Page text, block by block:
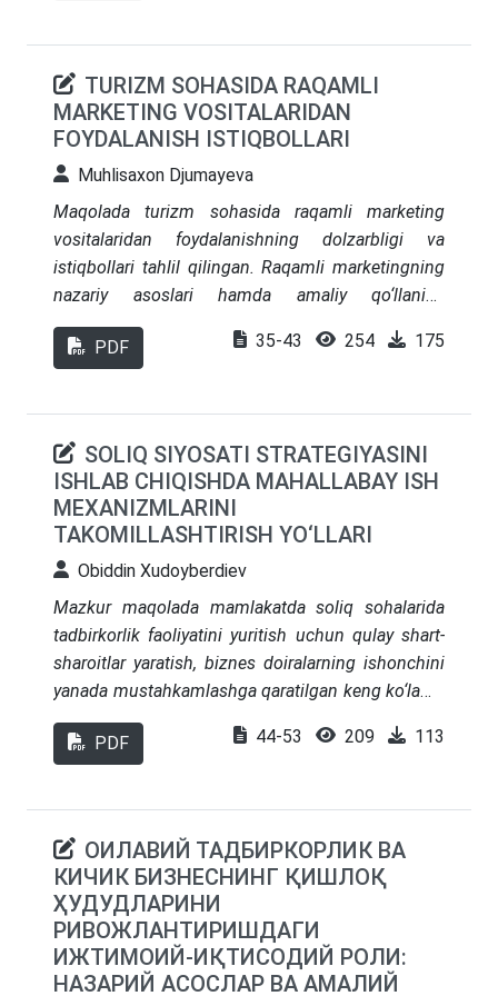
TURIZM SOHASIDA RAQAMLI
MARKETING VOSITALARIDAN
FOYDALANISH ISTIQBOLLARI
Muhlisaxon Djumayeva
Maqolada turizm sohasida raqamli marketing
vositalaridan foydalanishning dolzarbligi va
istiqbollari tahlil qilingan. Raqamli marketingning
nazariy asoslari hamda amaliy qo‘llanish
mexanizmlari yoritilib, pandemiyadan oldingi va
keyingi davrdagi marketing vositalari
turizm marketingida raqamli texnologiyalar
ustuvor ahamiyat kasb etmoqda. Shu orqali
sohada samaradorlik, xalqaro ko‘rinish va
raqobatbardoshlik sezilarli darajada oshmoqda.
PDF 35-43 254 175
SOLIQ SIYOSATI STRATEGIYASINI
ISHLAB CHIQISHDA MAHALLABAY ISH
MEXANIZMLARINI
TAKOMILLASHTIRISH YO‘LLARI
Obiddin Xudoyberdiev
Mazkur maqolada mamlakatda soliq sohalarida
tadbirkorlik faoliyatini yuritish uchun qulay shart-
sharoitlar yaratish, biznes doiralarning ishonchini
yanada mustahkamlashga qaratilgan keng ko‘lamli
islohotlarni takomillashtirishda hududlararo soliq
inspeksiyasining o‘rni va ahamiyati yoritilgan. Shu
mamlakatimizda uni qo‘llash bo‘yicha ilmiy-amaliy
xulosa va takliflar ishlab chiqilgan
PDF 44-53 209 113
ОИЛАВИЙ ТАДБИРКОРЛИК ВА
КИЧИК БИЗНЕСНИНГ ҚИШЛОҚ
ҲУДУДЛАРИНИ
РИВОЖЛАНТИРИШДАГИ
ИЖТИМОИЙ-ИҚТИСОДИЙ РОЛИ:
НАЗАРИЙ АСОСЛАР ВА АМАЛИЙ